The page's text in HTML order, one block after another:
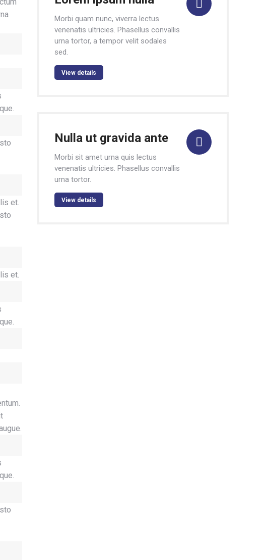
et.
et.
Morbi quam nunc, viverra lectus
venenatis ultricies. Phasellus convallis
urna tortor, a tempor velit sodales
sed.
View details
Nulla ut gravida ante
Morbi sit amet urna quis lectus
venenatis ultricies. Phasellus convallis
urna tortor.
View details